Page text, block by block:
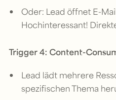
Oder: Lead öffnet E-
Hochinteressant!
Trigger 4: Content-
Lead lädt mehrere
spezifischen Thema